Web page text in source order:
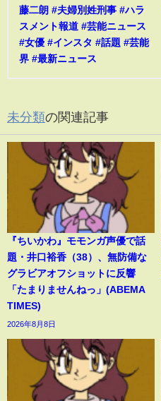
藤二朗 #夫婦別姓刑事 #ハラ
スメント報道 #芸能ニュース
#女優 #インスタ #話題 #芸能
界 #最新ニュース
未分類の関連記事
『ちいかわ』モモンガ声優で話
題・井口裕香（38）、無防備な
グラビアオフショットに反響
「たまりませんねっ」(ABEMA
TIMES)
2026年8月8日